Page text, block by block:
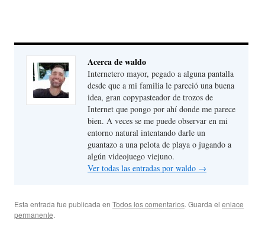
Acerca de waldo
Internetero mayor, pegado a alguna pantalla
desde que a mi familia le pareció una buena
idea, gran copypasteador de trozos de
Internet que pongo por ahí donde me parece
bien. A veces se me puede observar en mi
entorno natural intentando darle un
guantazo a una pelota de playa o jugando a
algún videojuego viejuno.
Ver todas las entradas por waldo →
Esta entrada fue publicada en Todos los comentarios. Guarda el enlace
permanente.